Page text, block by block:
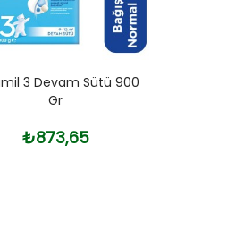
3 Devam Sütü 900
Gr
₺873,65